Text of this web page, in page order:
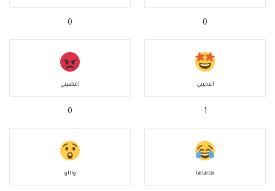
0
0
أعجبني
1
أغضبني
0
هاهاها واااو